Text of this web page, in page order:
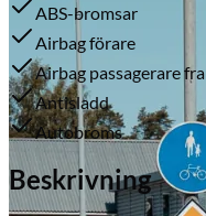
ABS-bromsar
Airbag förare
Airbag passagerare
Antisladd
Autobroms
Beskrivning